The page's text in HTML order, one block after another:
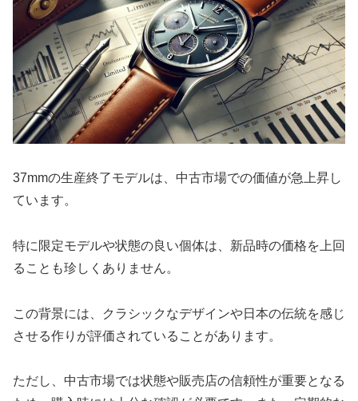
37mmの生産終了モデルは、中古市場での価値が急上昇し
ています。
特に限定モデルや状態の良い個体は、新品時の価格を上回
ることも珍しくありません。
この背景には、クラシックなデザインや日本の伝統を感じ
させる作りが評価されていることがあります。
ただし、中古市場では状態や販売店の信頼性が重要となる